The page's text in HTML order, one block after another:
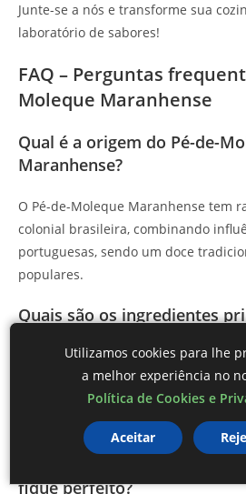
Junte-se a nós e transforme sua
laboratório de sabores!
FAQ – Perguntas
Moleque Maranhense
Qual é a origem do Pé-de-
Maranhense?
O Pé-de-Moleque Maranhense tem
colonial brasileira, combinando
portuguesas, sendo um doce
populares.
Quais são os ingredientes
Os principais ingredientes são
rapadura, que juntos criam o sabor e
característicos do doce.
Como posso garantir que
fique perfeito?
Utilizamos cookies para lhe
a melhor experiência no
Política de Cookies e
Aceitar